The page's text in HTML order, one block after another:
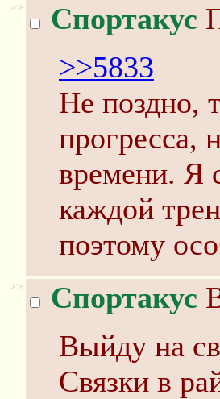
>> Спортакус
>>5833
Не поздно,
прогресса,
времени. Я
каждой
поэтому
>> Спортакус
Выйду на
Связки в